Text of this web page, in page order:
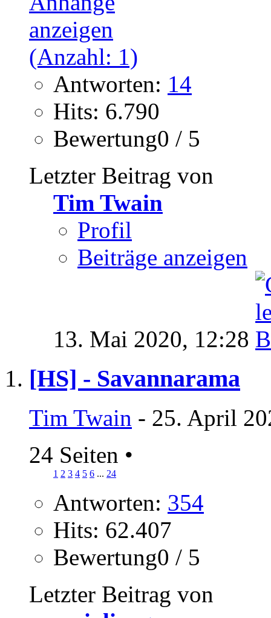
Antworten: 14
Hits: 6.790
Bewertung0 / 5
Letzter Beitrag von
Tim Twain
Profil
Beiträge anzeigen
13. Mai 2020, 12:28
[HS] - Savannarama
Tim Twain - 25. April
24 Seiten •
1 2 3 4 5 6 ... 24
Antworten: 354
Hits: 62.407
Bewertung0 / 5
Letzter Beitrag von